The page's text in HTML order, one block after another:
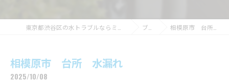
ブログ 相模原市 台所 水漏れ
相模原市 台所 水漏れ
2025/10/08